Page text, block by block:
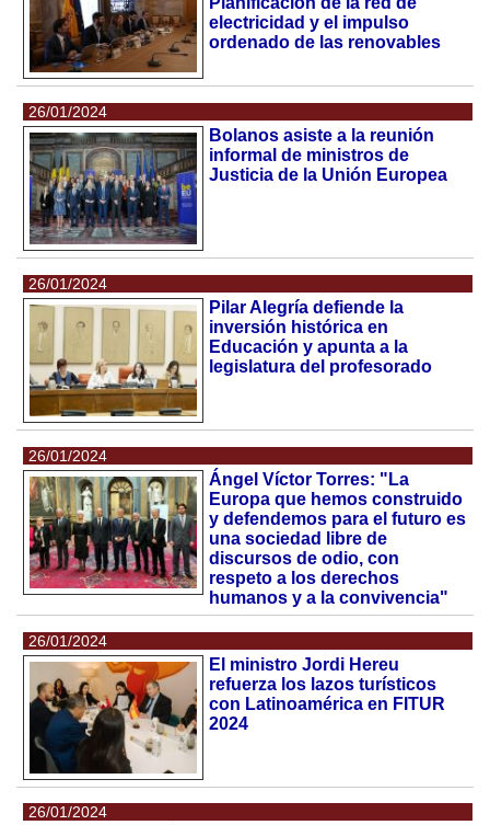
electricidad y el impulso
ordenado de las renovables
26/01/2024
Bolanos asiste a la reunión
informal de ministros de
Justicia de la Unión Europea
26/01/2024
Pilar Alegría defiende la
inversión histórica en
Educación y apunta a la
legislatura del profesorado
26/01/2024
Ángel Víctor Torres: "La
Europa que hemos construido
y defendemos para el futuro es
una sociedad libre de
discursos de odio, con
respeto a los derechos
humanos y a la convivencia"
26/01/2024
El ministro Jordi Hereu
refuerza los lazos turísticos
con Latinoamérica en FITUR
2024
26/01/2024